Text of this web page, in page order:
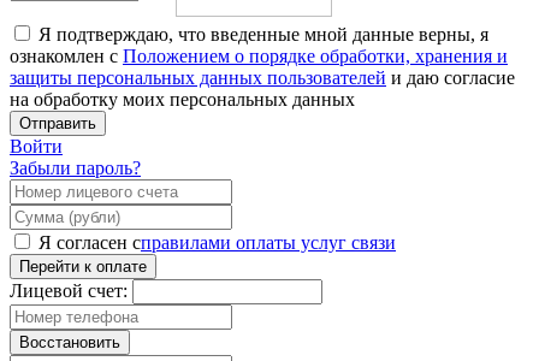
Я подтверждаю, что введенные мной данные верны, я
ознакомлен с Положением о порядке обработки, хранения и
защиты персональных данных пользователей и даю согласие
на обработку моих персональных данных
Отправить
Войти
Забыли пароль?
Я согласен справилами оплаты услуг связи
Перейти к оплате
Лицевой счет:
Восстановить